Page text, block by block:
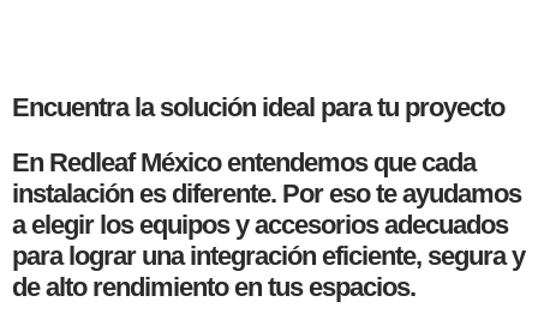
Encuentra la solución ideal para tu proyecto
En Redleaf México entendemos que cada
instalación es diferente. Por eso te ayudamos
a elegir los equipos y accesorios adecuados
para lograr una integración eficiente, segura y
de alto rendimiento en tus espacios.